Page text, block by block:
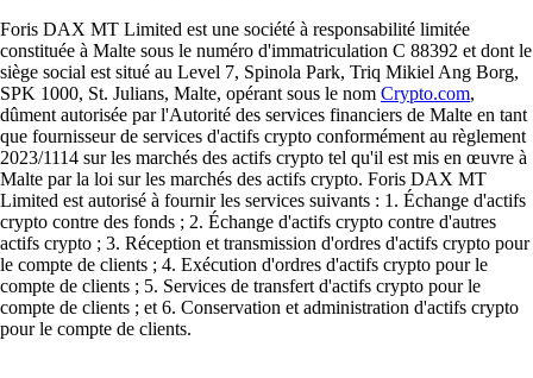
Foris DAX MT Limited est une société à responsabilité limitée
constituée à Malte sous le numéro d'immatriculation C 88392 et dont le
siège social est situé au Level 7, Spinola Park, Triq Mikiel Ang Borg,
SPK 1000, St. Julians, Malte, opérant sous le nom Crypto.com,
dûment autorisée par l'Autorité des services financiers de Malte en tant
que fournisseur de services d'actifs crypto conformément au règlement
2023/1114 sur les marchés des actifs crypto tel qu'il est mis en œuvre à
Malte par la loi sur les marchés des actifs crypto. Foris DAX MT
Limited est autorisé à fournir les services suivants : 1. Échange d'actifs
crypto contre des fonds ; 2. Échange d'actifs crypto contre d'autres
actifs crypto ; 3. Réception et transmission d'ordres d'actifs crypto pour
le compte de clients ; 4. Exécution d'ordres d'actifs crypto pour le
compte de clients ; 5. Services de transfert d'actifs crypto pour le
compte de clients ; et 6. Conservation et administration d'actifs crypto
pour le compte de clients.